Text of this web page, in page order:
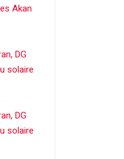
Akan
DG
solaire
DG
solaire